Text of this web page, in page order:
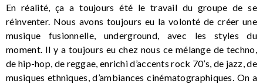
En réalité, ça a toujours été le travail du groupe de se
réinventer. Nous avons toujours eu la volonté de créer une
musique fusionnelle, underground, avec les styles du
moment. Il y a toujours eu chez nous ce mélange de techno,
de hip-hop, de reggae, enrichi d’accents rock 70’s, de jazz, de
musiques ethniques, d’ambiances cinématographiques. On a